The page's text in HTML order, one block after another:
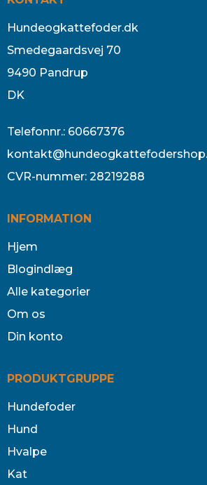
Hundeogkattefoder.dk
Smedegaardsvej 70
9490 Pandrup
DK
Telefonnr.: 60667376
CVR-nummer: 28219288
INFORMATION
Hjem
Blogindlæg
Alle kategorier
Om os
Din konto
PRODUKTGRUPPE
Hundefoder
Hund
Hvalpe
Kat